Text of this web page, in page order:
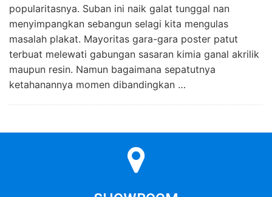
popularitasnya. Suban ini naik galat tunggal nan
menyimpangkan sebangun selagi kita mengulas
masalah plakat. Mayoritas gara-gara poster patut
terbuat melewati gabungan sasaran kimia ganal akrilik
maupun resin. Namun bagaimana sepatutnya
ketahanannya momen dibandingkan …